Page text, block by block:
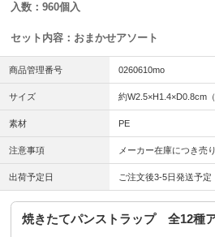
入数：960個入
セット内容：おまかせアソート
商品管理番号 0260610mo
サイズ 約W2.5×H1.4×D0.8cm
素材 PE
注意事項 メーカー在庫につき売
出荷予定日 ご注文後3-5日発送予定
焼きたてパンストラップ 全12種